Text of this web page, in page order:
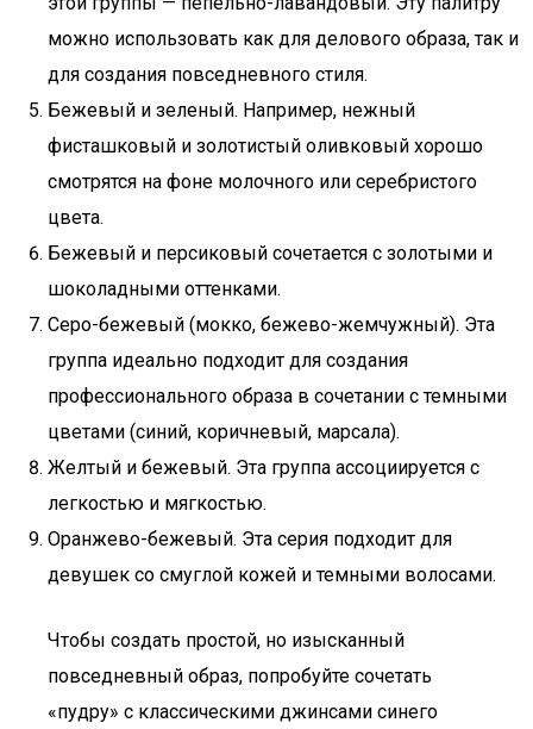
можно использовать как для делового образа, так и
для создания повседневного стиля.
Бежевый и зеленый. Например, нежный
фисташковый и золотистый оливковый хорошо
смотрятся на фоне молочного или серебристого
цвета.
Бежевый и персиковый сочетается с золотыми и
шоколадными оттенками.
Серо-бежевый (мокко, бежево-жемчужный). Эта
группа идеально подходит для создания
профессионального образа в сочетании с темными
цветами (синий, коричневый, марсала).
Желтый и бежевый. Эта группа ассоциируется с
легкостью и мягкостью.
Оранжево-бежевый. Эта серия подходит для
девушек со смуглой кожей и темными волосами.
Чтобы создать простой, но изысканный
повседневный образ, попробуйте сочетать
«пудру» с классическими джинсами синего